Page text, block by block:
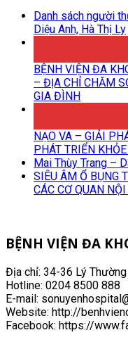
Danh sách người
Diệu Anh, Hà Thị Ly
BỆNH VIỆN ĐA
– ĐỊA CHỈ CHĂM
GIA ĐÌNH
NẠO VA – GIẢI
PHÁT TRIỂN
Mai Thùy Trang –
SIÊU ÂM Ổ BỤNG
CÁC CƠ QUAN
BỆNH VIỆN ĐA
Địa chỉ: 34-36 Lý
Hotline: 0204 8500 888
E-mail:
Website: http://
Facebook: https://